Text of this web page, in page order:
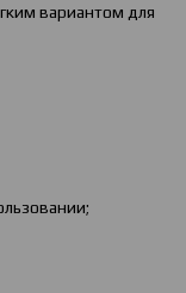
вариантом для